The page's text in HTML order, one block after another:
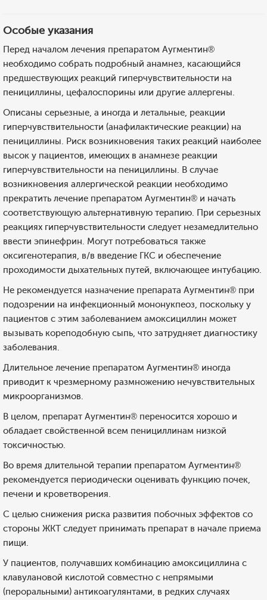
Особые указания
Перед началом лечения препаратом Аугментин®
необходимо собрать подробный анамнез, касающийся
предшествующих реакций гиперчувствительности на
пенициллины, цефалоспорины или другие аллергены.
Описаны серьезные, а иногда и летальные, реакции
гиперчувствительности (анафилактические реакции) на
пенициллины. Риск возникновения таких реакций наиболее
высок у пациентов, имеющих в анамнезе реакции
гиперчувствительности на пенициллины. В случае
возникновения аллергической реакции необходимо
прекратить лечение препаратом Аугментин® и начать
соответствующую альтернативную терапию. При серьезных
реакциях гиперчувствительности следует незамедлительно
ввести эпинефрин. Могут потребоваться также
оксигенотерапия, в/в введение ГКС и обеспечение
проходимости дыхательных путей, включающее интубацию.
Не рекомендуется назначение препарата Аугментин® при
подозрении на инфекционный мононукпеоз, поскольку у
пациентов с этим заболеванием амоксициллин может
вызывать кореподобную сыпь, что затрудняет диагностику
заболевания.
Длительное лечение препаратом Аугментин® иногда
приводит к чрезмерному размножению нечувствительных
микроорганизмов.
В целом, препарат Аугментин® переносится хорошо и
обладает свойственной всем пенициллинам низкой
токсичностью.
Во время длительной терапии препаратом Аугментин®
рекомендуется периодически оценивать функцию почек,
печени и кроветворения.
С целью снижения риска развития побочных эффектов со
стороны ЖКТ следует принимать препарат в начале приема
пищи.
У пациентов, получавших комбинацию амоксициллина с
клавулановой кислотой совместно с непрямыми
(пероральными) антикоагулянтами, в редких случаях